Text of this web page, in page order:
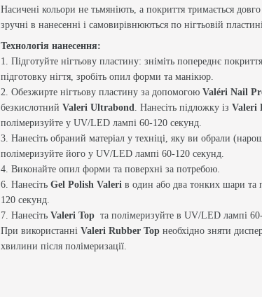
Насичені кольори не тьмяніють, а покриття тримається
зручні в нанесенні і самовирівнюються по нігтьовій
Технологія нанесення:
1. Підготуйте нігтьову пластину: зніміть попереднє
підготовку нігтя, зробіть опил форми та манікюр.
2. Обезжирте нігтьову пластину за допомогою Valéri Nail
безкислотний Valeri Ultrabond. Нанесіть підложку із Valeri
полімеризуйте у UV/LED лампі 60-120 секунд.
3. Нанесіть обраний матеріал у техніці, яку ви обрали
полімеризуйте його у UV/LED лампі 60-120 секунд.
4. Виконайте опил форми та поверхні за потребою.
6. Нанесіть Gel Polish Valeri в один або два тонких шари та
120 секунд.
7. Нанесіть Valeri Top та полімеризуйте в UV/LED лампі
При використанні Valeri Rubber Top необхідно зняти
хвилини після полімеризації.